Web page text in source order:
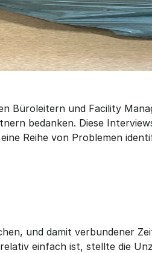
Büroleitern und Facility
bedanken. Diese
Reihe von Problemen
und damit verbundener
einfach ist, stellte die